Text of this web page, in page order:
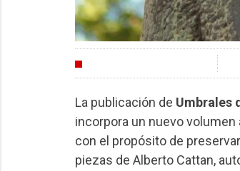
La publicación de Umbrales
incorpora un nuevo
con el propósito de
piezas de Alberto Cattan,